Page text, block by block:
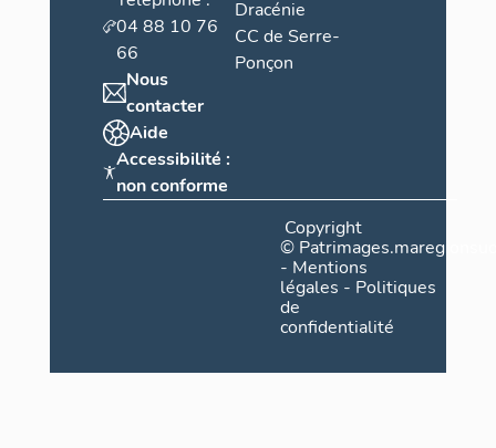
04 88 10 76
66
Nous
contacter
Aide
Accessibilité :
non conforme
Dracénie
CC de Serre-
Ponçon
Copyright
©
- Mentions
légales - Politiques
de
confidentialité